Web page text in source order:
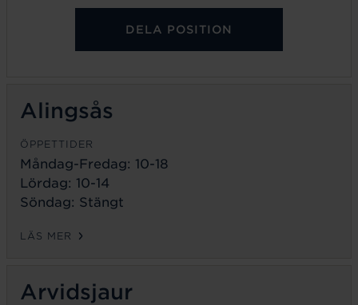
DELA POSITION
Alingsås
ÖPPETTIDER
Måndag-Fredag: 10-18
Lördag: 10-14
Söndag: Stängt
LÄS MER
Arvidsjaur